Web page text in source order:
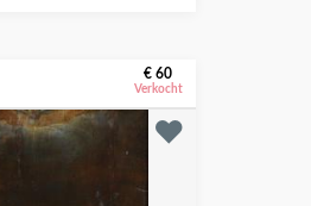
€ 60
Verkocht